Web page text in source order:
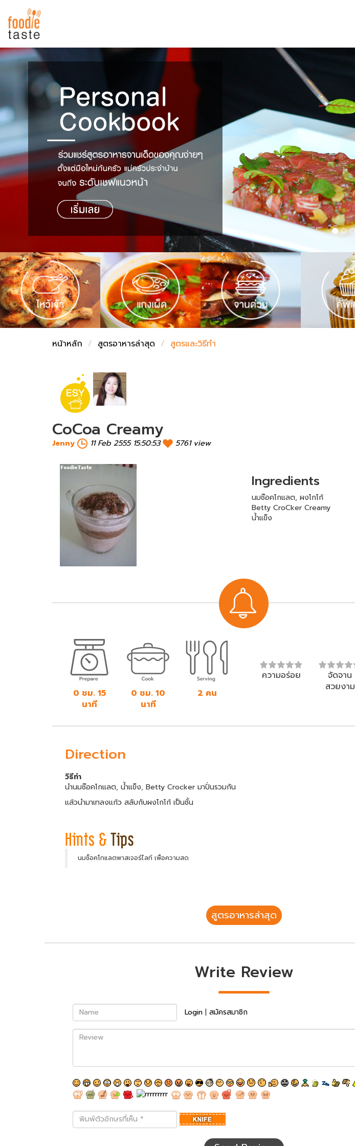
สูตรอาหาร
สูตรอาหารล่าสุด
Top Foodie
พาไปชิม
สารพันก้นครัว
เคล็ดลับน่ารู้
เปรียบเทียบหน่วยการตวง
เปรียบเทียบอุณหภูมิ
เปรียบเทียบน้ำหนักวัตถุดิบ
ชั่งตวงเนย
FoodPedia
สร้าง Cookbook
หน้าหลัก สูตรอาหารล่าสุด สูตรและวิธีทำ
CoCoa Creamy
Jenny 11 Feb 2555 15:50:53 5761 view
Ingredients
นมช๊อคโกแลต, ผงโกโก้
Betty CroCker Creamy
น้ำแข็ง
0 ชม. 15
นาที
0 ชม. 10
นาที
2 คน
ความอร่อย
จัดจาน
สวยงาม
Direction
วิธีทำ
นำนมช๊อคโกแลต, น้ำแข็ง, Betty Crocker มาปั่นรวมกัน
แล้วนำมาเทลงแก้ว สลับกับผงโกโก้ เป็นชั้น
นมช็อคโกแลตพาสเจอร์ไลท์ เพื่อความสด
สูตรอาหารล่าสุด
Write Review
Name Login | สมัครสมาชิก
Review
พิมพ์
ตัว